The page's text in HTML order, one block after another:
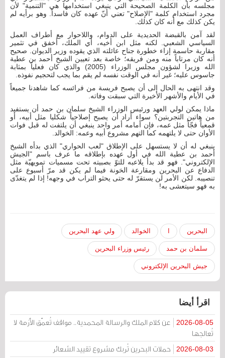
مجلسه بأن الكلمة الصحيحة التي ينبغي استخدامها هي "التنمية" لأن
مجرد استخدام كلمة "الإصلاح" تعني أنّ عهده كان فاسداً. وهو برأيه لم
يكن كذلك مع أنه كان كذلك.
لقد آمن بالقبضة الحديدية على الدوام، واللاحوار مع أطراف العمل
السياسي الشعبي. لكنه مثل ابن أخيه، أي الملك، أخفق في تثمير
مقاربة حاسمة إزاء خطورة جناح عائلته الذي يقوده وزير الديوان. صحيح
أنه كان مرتاباً منه ومن فريقه؛ خاصة بعد تعيين الشيخ أحمد بن عطية
الله وزيرا لشؤون مجلس الوزراء (2005) والذي كان فعلياً بمثابة
جاسوس عليه؛ غير أنه في الوقت نفسه لم يقم بما يجب لتحجيم نفوذه.
وقد انتهى به الحال إلى أن يصبح فريسة من فرائسه كما شاهدنا جميعاً
في الأيام والأشهر الأخيرة التي سبقت وفاته.
ماذا يمكن لولي العهد ورئيس الوزراء الشيخ سلمان بن حمد أن يستفيد
من هاتين التجربتين؟ سواء أراد أن يصبح إصلاحياً شكليا مثل أبيه، أو
قمعياً فجّاً مثل عمه، فإن أمامه أمر واحد ينبغي أن يلتفت له قبل فوات
الأوان حتى لا يلتهمه كما التهم مشروع أبيه وعمه: الخوالد.
ينبغي له أن لا يستسهل على الإطلاق "لعب الحواري" الذي بدأه الشيخ
أحمد بن عطية الله في أول عهده بإطلاقه ما عرف باسم "الجيش
الإلكتروني". فهو قد بدأ يلاعبه للتوّ بصبيته تحت مسميات تمويهيّة مثل
الدفاع عن البحرين ومقارعة الخونة فيما لم يكن قد مرّ أسبوع على
تنصيبه. لكن الأمر لن يستقرّ له حتى يحثو التراب في وجهه! إذا لم يتغدّى
به فهو سيتعشى به!
البحرين ا الخوالد ولي عهد البحرين
سلمان بن حمد رئيس وزراء البحرين
جيش البحرين الإلكتروني
اقرأ أيضا
2026-08-05
عن كلام الملك والرسالة المحمدية.. مواقف تُعمّق الأزمة لا
تُعالجها
2026-08-03 حملات البحرين تُربك مشروع تقييد الشعائر